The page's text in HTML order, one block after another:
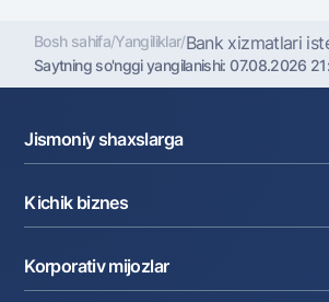
Bosh sahifa/Yangiliklar/Bank xizmatlari
Saytning so'nggi yangilanishi:07.08.2026
Jismoniy shaxslarga
Omonatlar
Kartalar
Pul oʻtkazmalari
Valyutalar kursi
Kichik biznes
Kreditlar
Ekvayring
Korporativ mijozlar